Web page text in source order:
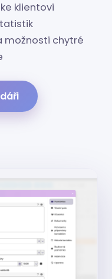
klientovi
možnosti chytré